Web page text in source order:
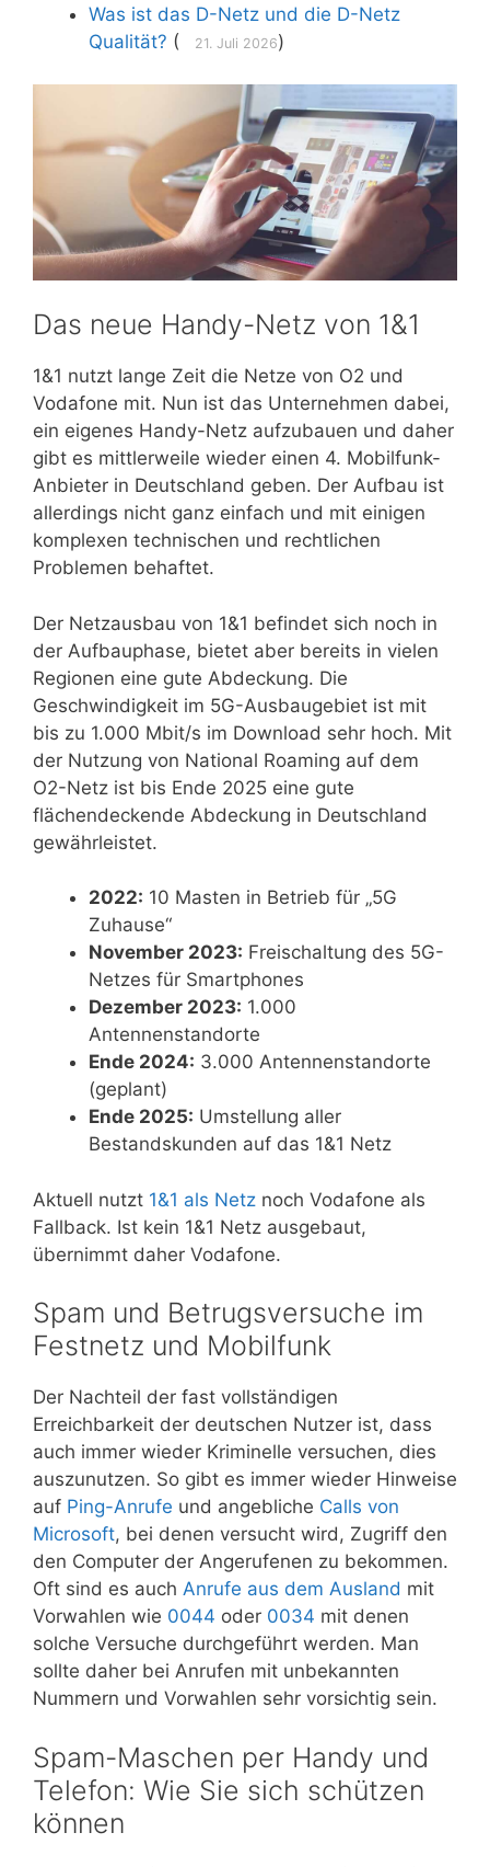
Was ist das D-Netz und die D-Netz
Qualität? ( 21. Juli 2026)
Das neue Handy-Netz von 1&1
1&1 nutzt lange Zeit die Netze von O2 und
Vodafone mit. Nun ist das Unternehmen dabei,
ein eigenes Handy-Netz aufzubauen und daher
gibt es mittlerweile wieder einen 4. Mobilfunk-
Anbieter in Deutschland geben. Der Aufbau ist
allerdings nicht ganz einfach und mit einigen
komplexen technischen und rechtlichen
Problemen behaftet.
Der Netzausbau von 1&1 befindet sich noch in
der Aufbauphase, bietet aber bereits in vielen
Regionen eine gute Abdeckung. Die
Geschwindigkeit im 5G-Ausbaugebiet ist mit
bis zu 1.000 Mbit/s im Download sehr hoch. Mit
der Nutzung von National Roaming auf dem
O2-Netz ist bis Ende 2025 eine gute
flächendeckende Abdeckung in Deutschland
gewährleistet.
2022: 10 Masten in Betrieb für „5G
Zuhause“
November 2023: Freischaltung des 5G-
Netzes für Smartphones
Dezember 2023: 1.000
Antennenstandorte
Ende 2024: 3.000 Antennenstandorte
(geplant)
Ende 2025: Umstellung aller
Bestandskunden auf das 1&1 Netz
Aktuell nutzt 1&1 als Netz noch Vodafone als
Fallback. Ist kein 1&1 Netz ausgebaut,
übernimmt daher Vodafone.
Spam und Betrugsversuche im
Festnetz und Mobilfunk
Der Nachteil der fast vollständigen
Erreichbarkeit der deutschen Nutzer ist, dass
auch immer wieder Kriminelle versuchen, dies
auszunutzen. So gibt es immer wieder Hinweise
auf Ping-Anrufe und angebliche Calls von
Microsoft, bei denen versucht wird, Zugriff den
den Computer der Angerufenen zu bekommen.
Oft sind es auch Anrufe aus dem Ausland mit
Vorwahlen wie 0044 oder 0034 mit denen
solche Versuche durchgeführt werden. Man
sollte daher bei Anrufen mit unbekannten
Nummern und Vorwahlen sehr vorsichtig sein.
Spam-Maschen per Handy und
Telefon: Wie Sie sich schützen
können